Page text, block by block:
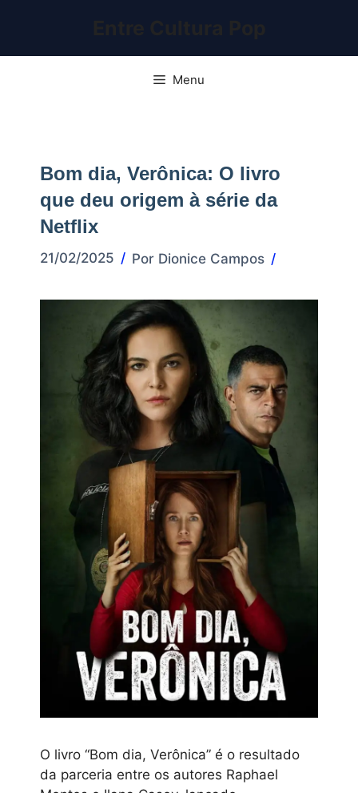
Menu
Bom dia, Verônica: O livro
que deu origem à série da
Netflix
21/02/2025 Por Dionice Campos
O livro “Bom dia, Verônica” é o resultado
da parceria entre os autores Raphael